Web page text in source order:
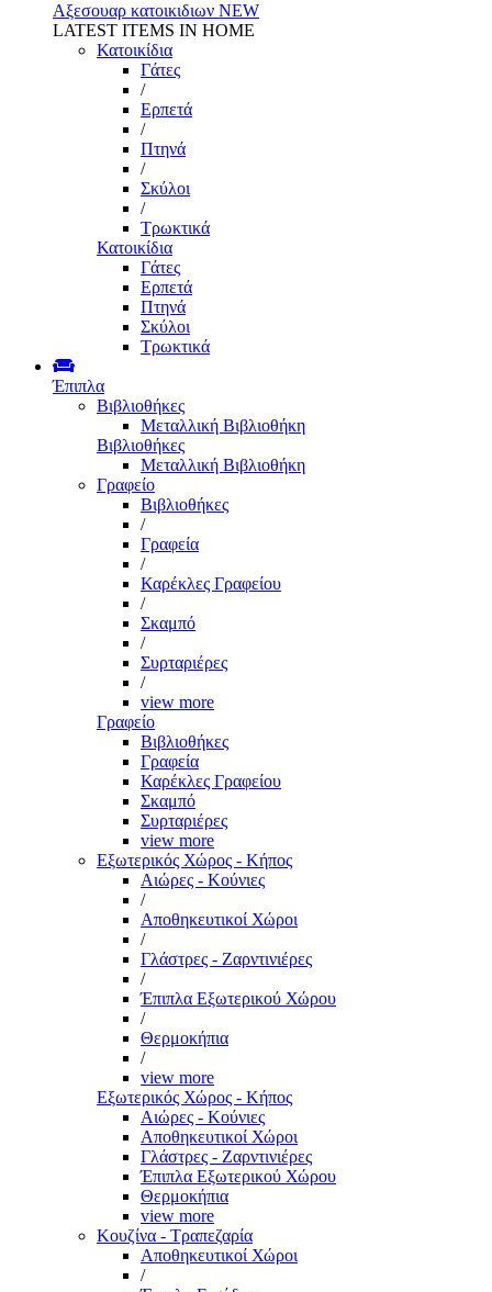
Αξεσουαρ κατοικιδιων NEW
LATEST ITEMS IN HOME
Κατοικίδια
Γάτες
/
Ερπετά
/
Πτηνά
/
Σκύλοι
/
Τρωκτικά
Κατοικίδια
Γάτες
Ερπετά
Πτηνά
Σκύλοι
Τρωκτικά
Έπιπλα
Βιβλιοθήκες
Μεταλλική Βιβλιοθήκη
Βιβλιοθήκες
Μεταλλική Βιβλιοθήκη
Γραφείο
Βιβλιοθήκες
/
Γραφεία
/
Καρέκλες Γραφείου
/
Σκαμπό
/
Συρταριέρες
/
view more
Γραφείο
Βιβλιοθήκες
Γραφεία
Καρέκλες Γραφείου
Σκαμπό
Συρταριέρες
view more
Εξωτερικός Χώρος - Κήπος
Αιώρες - Κούνιες
/
Αποθηκευτικοί Χώροι
/
Γλάστρες - Ζαρντινιέρες
/
Έπιπλα Εξωτερικού Χώρου
/
Θερμοκήπια
/
view more
Εξωτερικός Χώρος - Κήπος
Αιώρες - Κούνιες
Αποθηκευτικοί Χώροι
Γλάστρες - Ζαρντινιέρες
Έπιπλα Εξωτερικού Χώρου
Θερμοκήπια
view more
Κουζίνα - Τραπεζαρία
Αποθηκευτικοί Χώροι
/